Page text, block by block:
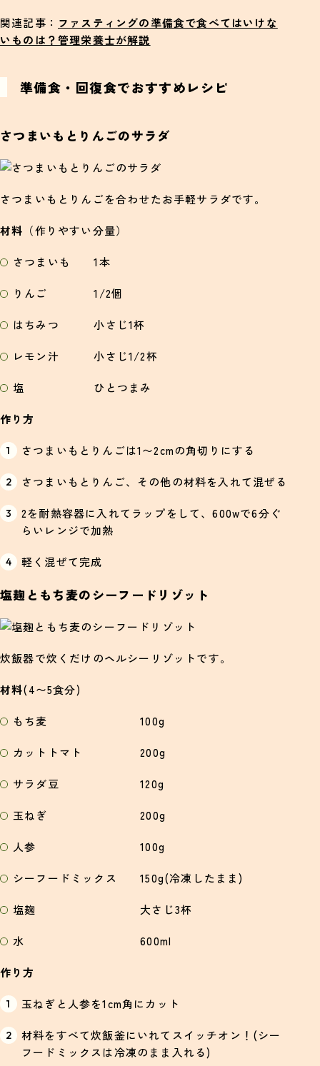
関連記事： ファスティングの準備食で食べてはいけな
いものは？管理栄養士が解説
準備食・回復食でおすすめレシピ
さつまいもとりんごのサラダ
さつまいもとりんごを合わせたお手軽サラダです。
材料 （作りやすい分量）
さつまいも 1本
りんご 1/2個
はちみつ 小さじ1杯
レモン汁 小さじ1/2杯
塩 ひとつまみ
作り方
さつまいもとりんごは1〜2cmの角切りにする
さつまいもとりんご、その他の材料を入れて混ぜる
2を耐熱容器に入れてラップをして、600wで6分ぐ
らいレンジで加熱
軽く混ぜて完成
塩麹ともち麦のシーフードリゾット
炊飯器で炊くだけのヘルシーリゾットです。
材料(4〜5食分)
もち麦 100g
カットトマト 200g
サラダ豆 120g
玉ねぎ 200g
人参 100g
シーフードミックス 150g(冷凍したまま)
塩麹 大さじ3杯
水 600ml
作り方
玉ねぎと人参を1cm角にカット
材料をすべて炊飯釜にいれてスイッチオン！(シー
フードミックスは冷凍のまま入れる)